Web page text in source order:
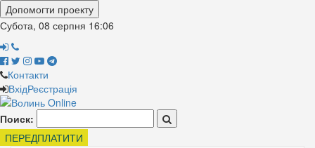
Допомогти проекту
Субота, 08 серпня 16:06
Контакти
ВхідРеєстрація
Поиск:
ПЕРЕДПЛАТИТИ